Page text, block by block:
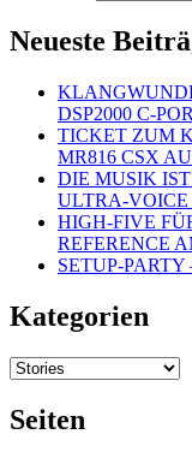
Neueste
DSP2000 C-
TICKET ZUM
MR816 CSX
DIE MUSIK
ULTRA-
HIGH-FIVE
REFERENCE
SETUP-
Kategorien
Kategorien
Seiten